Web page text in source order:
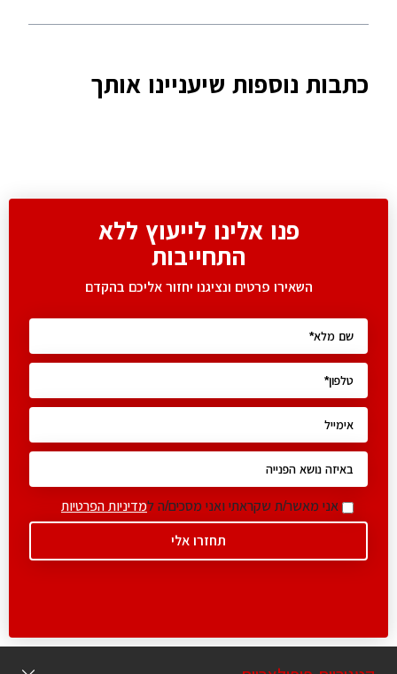
כתבות נוספות שיעניינו אותך
פנו אלינו לייעוץ ללא
התחייבות
השאירו פרטים ונציגנו יחזור אליכם בהקדם
אני מאשר/ת שקראתי ואני מסכים/ה למדיניות הפרטיות